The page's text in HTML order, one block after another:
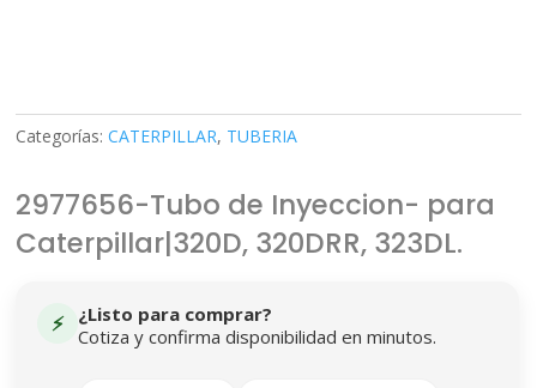
Categorías:CATERPILLAR, TUBERIA
2977656-Tubo de Inyeccion- para
Caterpillar|320D, 320DRR, 323DL.
⚡
¿Listo para comprar?
Cotiza y confirma disponibilidad en minutos.